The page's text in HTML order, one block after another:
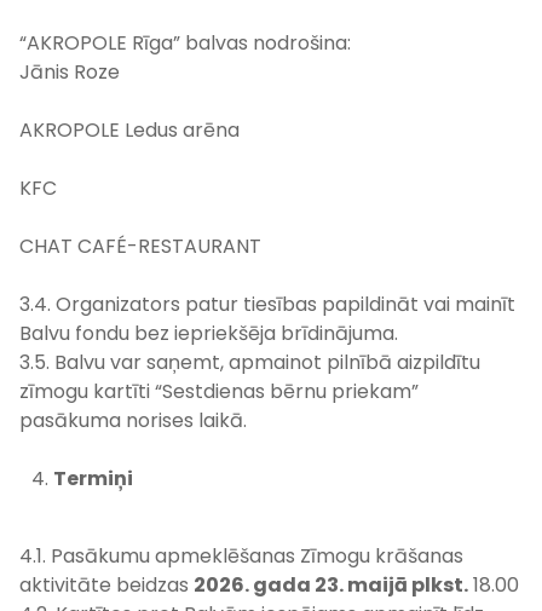
“AKROPOLE Rīga” balvas nodrošina:
Jānis Roze
AKROPOLE Ledus arēna
KFC
CHAT CAFÉ-RESTAURANT
3.4. Organizators patur tiesības papildināt vai mainīt
Balvu fondu bez iepriekšēja brīdinājuma.
3.5. Balvu var saņemt, apmainot pilnībā aizpildītu
zīmogu kartīti “Sestdienas bērnu priekam”
pasākuma norises laikā.
Termiņi
4.1. Pasākumu apmeklēšanas Zīmogu krāšanas
aktivitāte beidzas 2026. gada 23. maijā plkst.18.00